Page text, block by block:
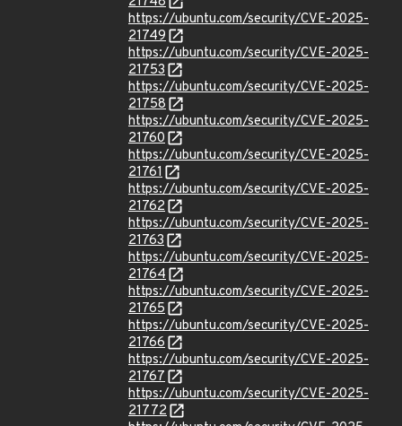
https://ubuntu.com/security/CVE-2025-
21749
https://ubuntu.com/security/CVE-2025-
21753
https://ubuntu.com/security/CVE-2025-
21758
https://ubuntu.com/security/CVE-2025-
21760
https://ubuntu.com/security/CVE-2025-
21761
https://ubuntu.com/security/CVE-2025-
21762
https://ubuntu.com/security/CVE-2025-
21763
https://ubuntu.com/security/CVE-2025-
21764
https://ubuntu.com/security/CVE-2025-
21765
https://ubuntu.com/security/CVE-2025-
21766
https://ubuntu.com/security/CVE-2025-
21767
https://ubuntu.com/security/CVE-2025-
21772